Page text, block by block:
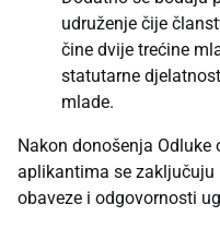
udruženje čije
čine dvije trećine
statutarne
mlade.
Nakon donošenja Odluke
aplikantima se zaključuju
obaveze i odgovornosti